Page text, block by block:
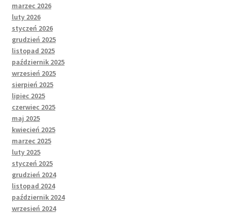
marzec 2026
luty 2026
styczeń 2026
grudzień 2025
listopad 2025
październik 2025
wrzesień 2025
sierpień 2025
lipiec 2025
czerwiec 2025
maj 2025
kwiecień 2025
marzec 2025
luty 2025
styczeń 2025
grudzień 2024
listopad 2024
październik 2024
wrzesień 2024